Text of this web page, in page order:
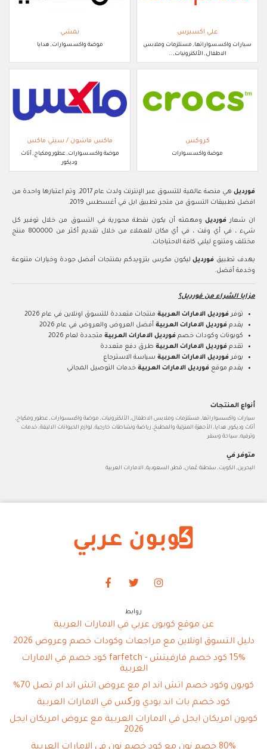
علي اكسبرس
سيارات واكسسواراتها, مستلزمات وملابس
الاطفال, الألكترونيات, ..
نمشي
موضة واكسسوارات, هدايا
كروكس
موضة واكسسوارات
ماكس فاشون / سيتي ماكس
موضة واكسسوارات, عطور ومكياج, أثاث
وديكور
فورديل
هي منصة عالمية للتسوق عبر الإنترنت ولدت عام 2017, وتم اعتبارها واحدة من
افضل تطبيقات التسوق من متجر تطبيق ابل في أغسطس 2019.
ان شعارفورديل ومهمته أن يكون نقطة محورية في التسوق من خلال توفير كل
شيء ، في أي وقت ، في أي مكان للعملاء من خلال تقديم أكثر من 800000 منتج
مختلف ومتنوع ليلبي كافة الاحتياجات.
يهدف تطبيق فورديل ليكون مكرس بتزويدكم بمنتجات أفضل جودة وخيارات متنوعة
وخدمة أفضل.
مزايا الشراء من فورديل؟
توفرفورديل الامارات العربية منتجات متعددة للتسوق اونلاين في عام 2026
يقدمفورديل الامارات العربية أفضل العروض والعروض في عام 2026
كوبونات وكودات خصمفورديل الامارات العربية متجددة لعام 2026
تقدمفورديل الامارات العربية طرق دفع متعددة
يوفرفورديل الامارات العربية سياسة الاسترجاع
يقدم موقعفورديل الامارات العربيةخدمات التوصيل المجاني
أنواع المنتجات
سيارات واكسسواراتها, مستلزمات وملابس الاطفال, الألكترونيات, موضة واكسسوارات, عطور ومكياج,
أثاث وديكور, هدايا, الأجهزة المنزلية والمطبخ, رياضة ونشاطات خارجية, لوازم الحيوانات الاليفة, خدمات
وترفيه, سياحة وسفر
متوفر في
البحرين, الكويت, سلطنة عُمان, قطر, السعودية, الامارات العربية
روابط
عن موقع كوبون عربي في الامارات العربية
دليل التسوق اونلاين مع مراجعات وكودات خصم وعروض 2026
15% كود خصم فارفيتش - farfetch كود خصم في الامارات
العربية
كوبون وكود خصم اتش اند ام مع عروض اتش اند ام تصل 70%
كود خصم باث اند بودي ورکس في الامارات العربية
كوبون امريكان ايجل في الامارات العربية مع عروض امريكان ايجل
2026
80% خصم نون مع كود خصم نون في الامارات العربية